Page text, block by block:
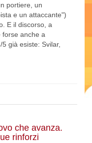
portiere, un
e un attaccante")
E il discorso, a
forse anche a
già esiste: Svilar,
che avanza.
rinforzi